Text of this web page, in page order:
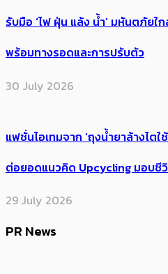
รับมือ ‘ไฟ ฝุ่น แล้ง น้ำ’ มหันตภัยใ
พร้อมทางรอดและการปรับตัว
30 July 2026
แฟชั่นไอเทมจาก ‘ถุงน้ำยาล้างไต
ต่อยอดแนวคิด Upcycling มอบชี
29 July 2026
PR News